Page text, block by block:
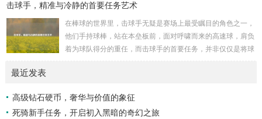
复杂多样的地形地貌，高耸入云的山脉连绵起伏，像是大自然
照耀下闪耀着刺眼的银光，仿佛是大自然赐予这片土地的皇
冠，而山脚下，则是一片郁郁葱葱的森林，森林里树木种类繁
多，高大的乔木遮天蔽日，阳光只能透过枝叶的缝隙...
击球手，精准与冷静的首要任务艺术
在棒球的世界里，击球手无疑是赛场上最受瞩目的角色之一，
他们手持球棒，站在本垒板前，面对呼啸而来的高速球，肩负
着为球队得分的重任，而击球手的首要任务，并非仅仅是将球
滑球，击球手需要在极短的时间内，准确判断球的速度、方向
和落点，然后调整自己的击球动作，这不仅要求击球手具备出
最近发表
高级钻石硬币，奢华与价值的象征
死骑新手任务，开启初入黑暗的奇幻之旅